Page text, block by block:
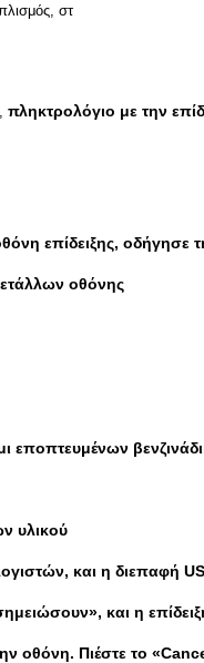
στ
, πληκτρολόγιο με την
επίδειξης, οδήγησε
οθόνης
εποπτευμένων
υλικού
και η διεπαφή
και η
οθόνη. Πιέστε το